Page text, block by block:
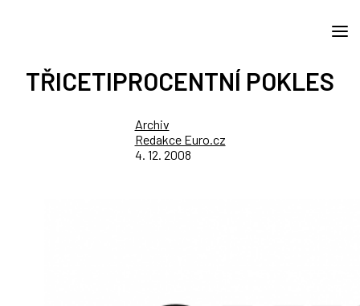
TŘICETIPROCENTNÍ POKLES
Archiv
Redakce Euro.cz
4. 12. 2008